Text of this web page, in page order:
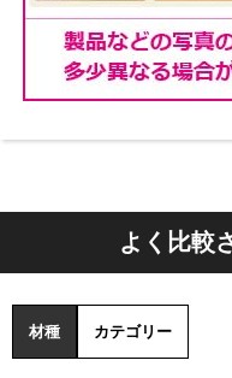
全ての脚底にアジャス
よく比較
材種 カテゴリー